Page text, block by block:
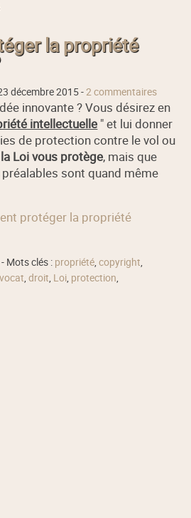
la propriété
décembre 2015-2 commentaires
innovante ? Vous désirez en
intellectuelle " et lui donner
de protection contre le vol ou
la Loi vous protège, mais que
sont quand même
protéger la propriété
- Mots clés : propriété,copyright,
,droit, Loi, protection,